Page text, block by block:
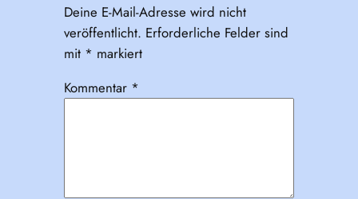
Deine E-Mail-Adresse wird nicht
veröffentlicht. Erforderliche Felder sind
mit * markiert
Kommentar *